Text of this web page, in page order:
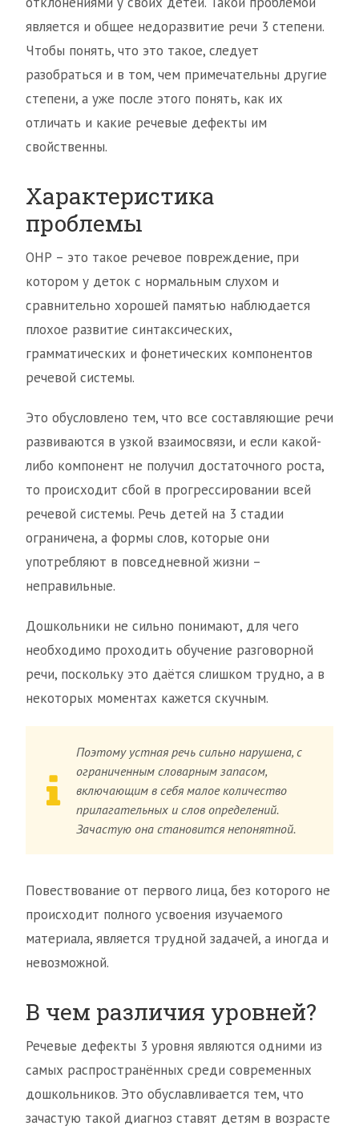
является и общее недоразвитие речи 3 степени.
Чтобы понять, что это такое, следует
разобраться и в том, чем примечательны другие
степени, а уже после этого понять, как их
отличать и какие речевые дефекты им
свойственны.
Характеристика
проблемы
ОНР – это такое речевое повреждение, при
котором у деток с нормальным слухом и
сравнительно хорошей памятью наблюдается
плохое развитие синтаксических,
грамматических и фонетических компонентов
речевой системы.
Это обусловлено тем, что все составляющие речи
развиваются в узкой взаимосвязи, и если какой-
либо компонент не получил достаточного роста,
то происходит сбой в прогрессировании всей
речевой системы. Речь детей на 3 стадии
ограничена, а формы слов, которые они
употребляют в повседневной жизни –
неправильные.
Дошкольники не сильно понимают, для чего
необходимо проходить обучение разговорной
речи, поскольку это даётся слишком трудно, а в
некоторых моментах кажется скучным.
Поэтому устная речь сильно нарушена, с
ограниченным словарным запасом,
включающим в себя малое количество
прилагательных и слов определений.
Зачастую она становится непонятной.
Повествование от первого лица, без которого не
происходит полного усвоения изучаемого
материала, является трудной задачей, а иногда и
невозможной.
В чем различия уровней?
Речевые дефекты 3 уровня являются одними из
самых распространённых среди современных
дошкольников. Это обуславливается тем, что
зачастую такой диагноз ставят детям в возрасте